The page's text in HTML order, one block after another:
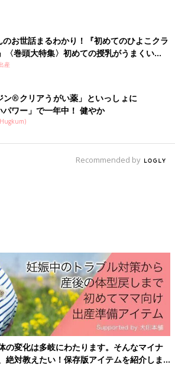
のお世話まるわかり！『初めてのひよこクラ
〈巻頭大特集〉初めての授乳がうまくい
ぱい・ミルクの基本と夏のトラブル 解決テ
産
ン®クリアうがい薬」といっしょに
パワー」で一年中！ 健やか
Recommended by
の変化は多岐にわたります。そんなマイナ
絶対教えたい！保存版アイテムを紹介しま